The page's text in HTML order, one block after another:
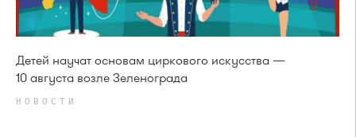
Детей научат основам циркового искусства —
10 августа возле Зеленограда
НОВОСТИ